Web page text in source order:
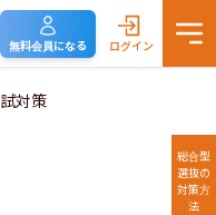
無料会員になる ログイン
対策
総合型
選抜の
対策方
法